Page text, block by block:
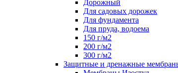
Дорожный
Для садовых дорожек
Для фундамента
Для пруда, водоема
150 г/м2
200 г/м2
300 г/м2
Защитные и дренажные